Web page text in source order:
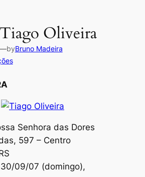
Oliveira
byBruno Madeira
Senhora das Dores
597 – Centro
09/07 (domingo),